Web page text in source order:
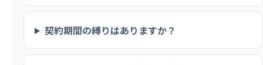
契約期間の縛りはありますか？